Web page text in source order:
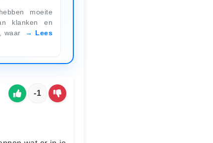
moeite
klanken en
waar
Lees
-1